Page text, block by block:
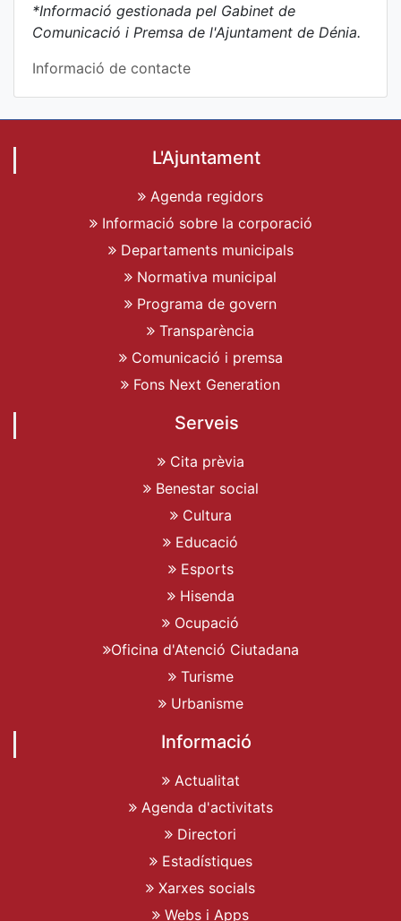
*Informació gestionada pel Gabinet de
Comunicació i Premsa de l'Ajuntament de Dénia.
Informació de contacte
L'Ajuntament
Agenda regidors
Informació sobre la corporació
Departaments municipals
Normativa municipal
Programa de govern
Transparència
Comunicació i premsa
Fons Next Generation
Serveis
Cita prèvia
Benestar social
Cultura
Educació
Esports
Hisenda
Ocupació
Oficina d'Atenció Ciutadana
Turisme
Urbanisme
Informació
Actualitat
Agenda d'activitats
Directori
Estadístiques
Xarxes socials
Webs i Apps